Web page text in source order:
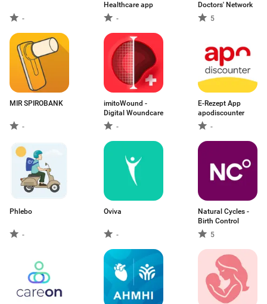
-
Healthcare app
-
Doctors' Network
5
MIR SPIROBANK
-
imitoWound -
Digital Woundcare
-
E-Rezept App
apodiscounter
-
Phlebo
-
Oviva
-
Natural Cycles -
Birth Control
5